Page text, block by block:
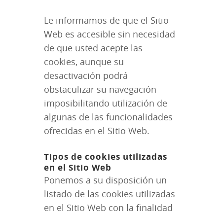
Le informamos de que el Sitio
Web es accesible sin necesidad
de que usted acepte las
cookies, aunque su
desactivación podrá
obstaculizar su navegación
imposibilitando utilización de
algunas de las funcionalidades
ofrecidas en el Sitio Web.
Tipos de cookies utilizadas
en el Sitio Web
Ponemos a su disposición un
listado de las cookies utilizadas
en el Sitio Web con la finalidad